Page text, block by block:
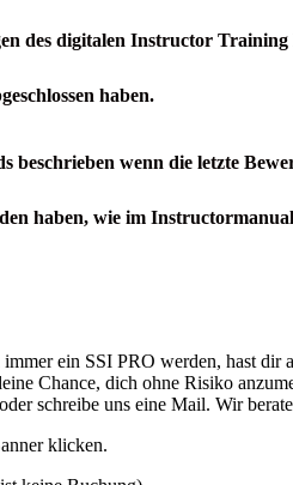
des digitalenInstructor Training
haben.
beschriebenwenn die letzte
haben, wieim
ein SSI PRO werden, hast dir
Chance, dich ohne Risiko
schreibe uns eine Mail. Wir
klicken.